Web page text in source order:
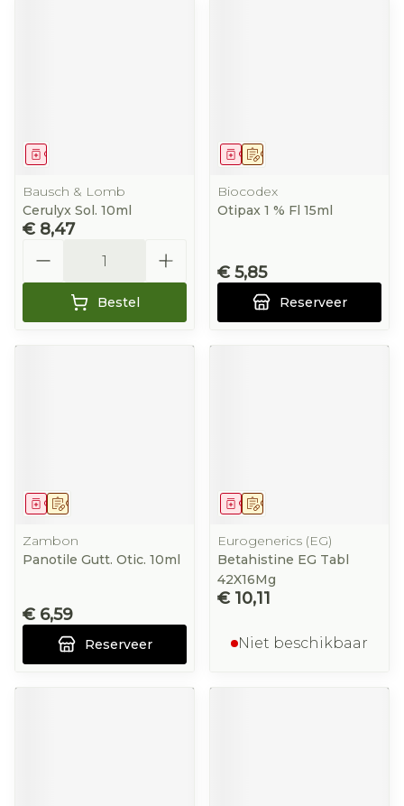
Geneesmiddel
Bausch & Lomb
Cerulyx Sol. 10ml
€ 8,47
Bestel
Op voorschrift
Geneesmiddel
Biocodex
Otipax 1 % Fl 15ml
€ 5,85
Reserveer
Op voorschrift
Geneesmiddel
Zambon
Panotile Gutt. Otic. 10ml
€ 6,59
Reserveer
Op voorschrift
Geneesmiddel
Eurogenerics (EG)
Betahistine EG Tabl
42X16Mg
€ 10,11
Niet beschikbaar